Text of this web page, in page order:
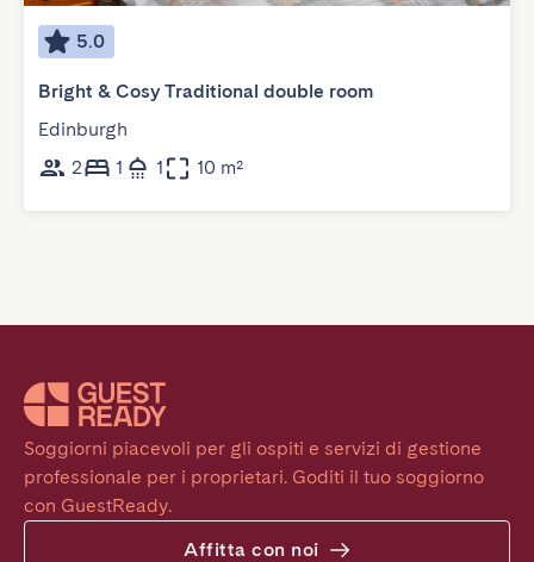
5.0
Bright & Cosy Traditional double room
Edinburgh
2
1 1 10 m²
Soggiorni piacevoli per gli ospiti e servizi di gestione
professionale per i proprietari. Goditi il tuo soggiorno
con GuestReady.
Affitta con noi